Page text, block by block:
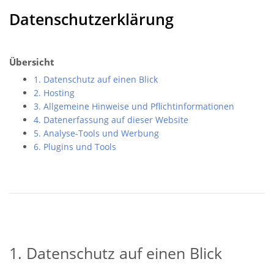
Datenschutzerklärung
Übersicht
1. Datenschutz auf einen Blick
2. Hosting
3. Allgemeine Hinweise und Pflicht­informationen
4. Datenerfassung auf dieser Website
5. Analyse-Tools und Werbung
6. Plugins und Tools
1. Datenschutz auf einen Blick